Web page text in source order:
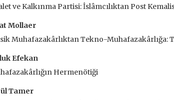
ve Kalkınma Partisi: İslâmcılıktan Post
Mollaer
Muhafazakârlıktan Tekno-Muhafazakârlığa:
Efekan
Hermenötiği
Tamer